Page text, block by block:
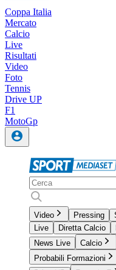
Coppa Italia
Mercato
Calcio
Live
Risultati
Video
Foto
Tennis
Drive UP
F1
MotoGp
Video Pressing
Live
Diretta Calcio
News Live
Calcio
Probabili Formazioni